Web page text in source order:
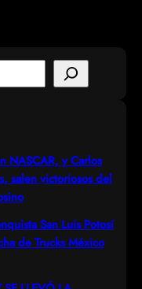
NASCAR, y Carlos
salen victoriosos del
San Luis Potosí
de Trucks México